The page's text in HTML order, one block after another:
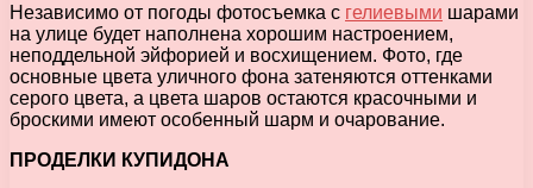
Независимо от погоды фотосъемка с гелиевыми шарами
на улице будет наполнена хорошим настроением,
неподдельной эйфорией и восхищением. Фото, где
основные цвета уличного фона затеняются оттенками
серого цвета, а цвета шаров остаются красочными и
броскими имеют особенный шарм и очарование.
ПРОДЕЛКИ КУПИДОНА